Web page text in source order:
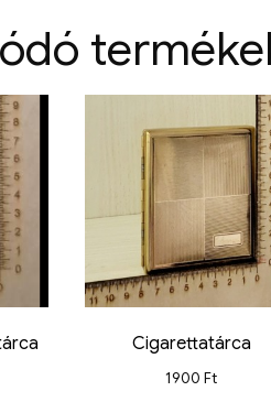
Cigarettatárca
1900Ft